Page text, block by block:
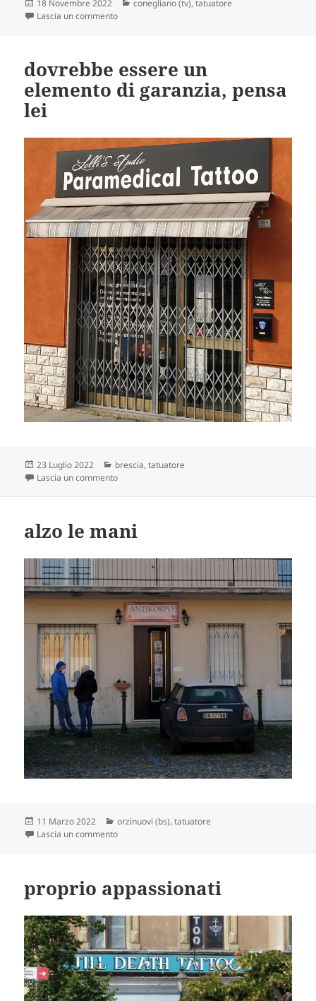
il
18 Novembre 2022 conegliano (tv),tatuatore
Lascia un commentosu anche dentro, quindi
dovrebbe essere un
elemento di garanzia, pensa
lei
Scritto
il
23 Luglio 2022 Categorie
brescia,tatuatore
Lascia un commentosu dovrebbe essere un elemento di garanzia,
alzo le mani
Scritto
il
11 Marzo 2022 Categorie
orzinuovi (bs),tatuatore
Lascia un commentosu alzo le mani
proprio appassionati